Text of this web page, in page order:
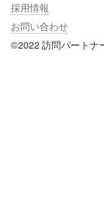
採用情報
お問い合わせ
©︎2022 訪問パートナ